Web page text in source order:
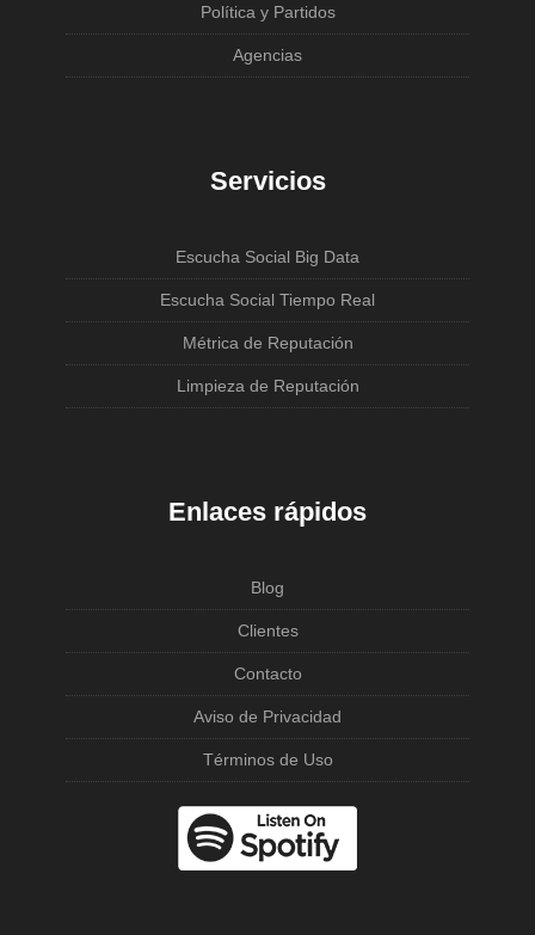
Política y Partidos
Agencias
Servicios
Escucha Social Big Data
Escucha Social Tiempo Real
Métrica de Reputación
Limpieza de Reputación
Enlaces rápidos
Blog
Clientes
Contacto
Aviso de Privacidad
Términos de Uso